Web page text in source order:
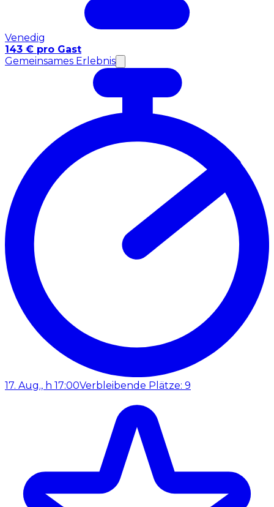
Venedig
143 € pro Gast
Gemeinsames Erlebnis
17. Aug., h 17:00Verbleibende Plätze: 9